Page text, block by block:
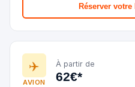
Réserver
✈️
AVION
À partir de
62€*